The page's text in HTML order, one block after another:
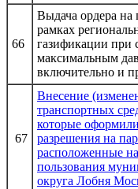
66
Выдача ордера на
рамках
газификации при
максимальным
включительно и
67
Внесение
транспортных
которые
разрешения на
расположенные
пользования
округа Лобня